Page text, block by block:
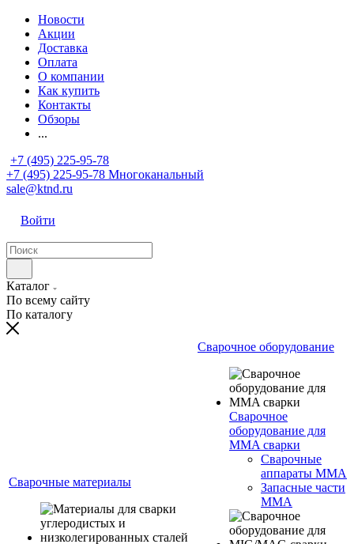
Новости
Акции
Доставка
Оплата
О компании
Как купить
Контакты
Обзоры
...
+7 (495) 225-95-78
+7 (495) 225-95-78 Многоканальный
sale@ktnd.ru
Войти
Каталог
По всему сайту
По каталогу
Сварочные материалы
Сварочное оборудование
Сварочное
оборудование для
MMA сварки
Сварочные
аппараты MMA
Запасные части
MMA